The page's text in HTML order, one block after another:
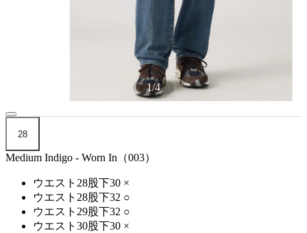
1/4
28
Medium Indigo - Worn In（003）
ウエスト28股下30 ×
ウエスト28股下32 ○
ウエスト29股下32 ○
ウエスト30股下30 ×